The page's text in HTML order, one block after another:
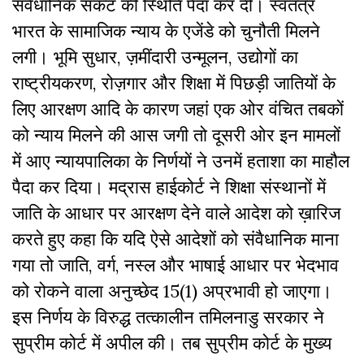
संवैधानिक संकट की स्थिति पैदा कर दी। स्वतंत्र
भारत के सामाजिक न्याय के एजेंडे को चुनौती मिलने
लगी। भूमि सुधार, ज़मींदारी उन्मूलन, उद्योगों का
राष्ट्रीयकरण, रोज़गार और शिक्षा में पिछड़ी जातियों के
लिए आरक्षण आदि के कारण जहां एक ओर वंचित तबकों
को न्याय मिलने की आस जगी तो दूसरी ओर इन मामलों
में आए न्यायपालिका के निर्णयों ने उनमें हताशा का माहौल
पैदा कर दिया। मद्रास हाईकोर्ट ने शिक्षा संस्थानों में
जाति के आधार पर आरक्षण देने वाले आदेश को ख़ारिज
करते हुए कहा कि यदि ऐसे आदेशों को संवैधानिक माना
गया तो जाति, वर्ग, नस्ल और भाषाई आधार पर भेदभाव
को रोकने वाला अनुच्छेद 15(1) अप्रभावी हो जाएगा।
इस निर्णय के विरुद्ध तत्कालीन तमिलनाडु सरकार ने
सुप्रीम कोर्ट में अपील की। तब सुप्रीम कोर्ट के मुख्य